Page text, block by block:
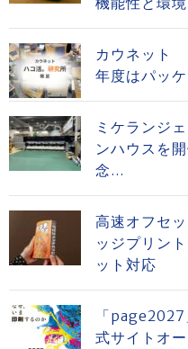
カウネット
年度はパッ
ミケランジ
ンハウスを
念...
高速オフセ
ッジプリン
ット対応
「
式サイトオ